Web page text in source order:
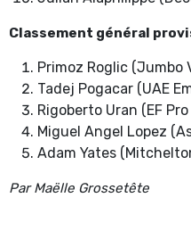
Classement général
Primoz Roglic (Jumbo
Tadej Pogacar (UAE
Rigoberto Uran (EF Pro
Miguel Angel Lopez
Adam Yates
Par Maëlle Grossetête